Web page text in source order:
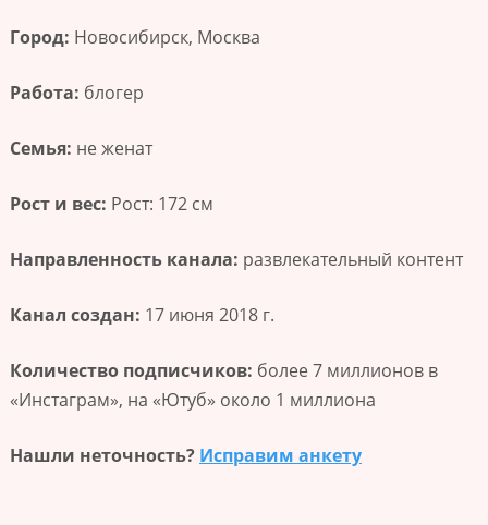
Город: Новосибирск, Москва
Работа: блогер
Семья: не женат
Рост и вес: Рост: 172 см
Направленность канала: развлекательный контент
Канал создан: 17 июня 2018 г.
Количество подписчиков: более 7 миллионов в
«Инстаграм», на «Ютуб» около 1 миллиона
Нашли неточность? Исправим анкету